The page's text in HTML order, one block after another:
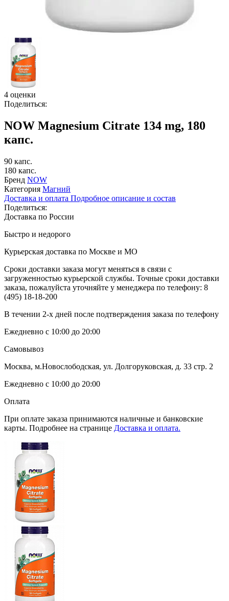
4 оценки
Поделиться:
NOW Magnesium Citrate 134 mg, 180
капс.
90 капс.
180 капс.
Бренд NOW
Категория Магний
Доставка и оплата Подробное описание и состав
Поделиться:
Доставка по России
Быстро и недорого
Курьерская доставка по Москве и МО
Сроки доставки заказа могут меняться в связи с
загруженностью курьерской службы. Точные сроки доставки
заказа, пожалуйста уточняйте у менеджера по телефону: 8
(495) 18-18-200
В течении 2-х дней после подтверждения заказа по телефону
Ежедневно с 10:00 до 20:00
Самовывоз
Москва, м.Новослободская, ул. Долгоруковская, д. 33 стр. 2
Ежедневно с 10:00 до 20:00
Оплата
При оплате заказа принимаются наличные и банковские
карты. Подробнее на странице Доставка и оплата.